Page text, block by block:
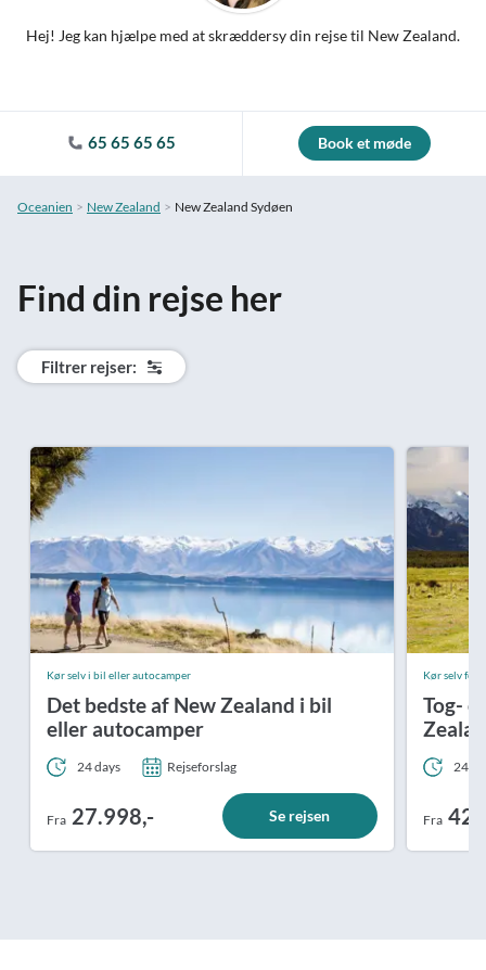
Hej! Jeg kan hjælpe med at skræddersy din rejse til New Zealand.
65 65 65 65 Book et møde
Oceanien New Zealand New Zealand Sydøen
Find din rejse her
Filtrer rejser:
Kør selv i bil eller autocamper
Det bedste af New Zealand i bil
eller autocamper
24 days Rejseforslag
Fra 27.998,- Se rejsen
Kør selv ferie
Tog-
24
Fra